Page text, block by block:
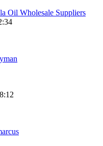
Oil Wholesale Suppliers